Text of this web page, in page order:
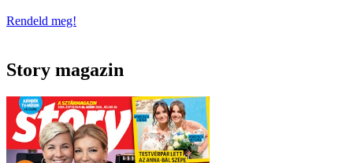
Rendeld meg!
Story magazin